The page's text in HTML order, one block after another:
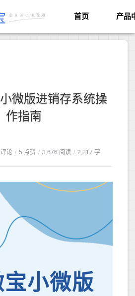
首页 产品
小微版进销存系统操
作指南
论 / 5 点赞 / 3,676 阅读 / 2,217 字
小微版